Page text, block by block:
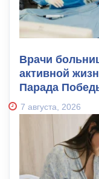
Врачи
активной
Парада
7 августа, 2026